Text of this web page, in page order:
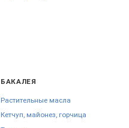
БАКАЛЕЯ
Растительные масла
Кетчуп, майонез, горчица